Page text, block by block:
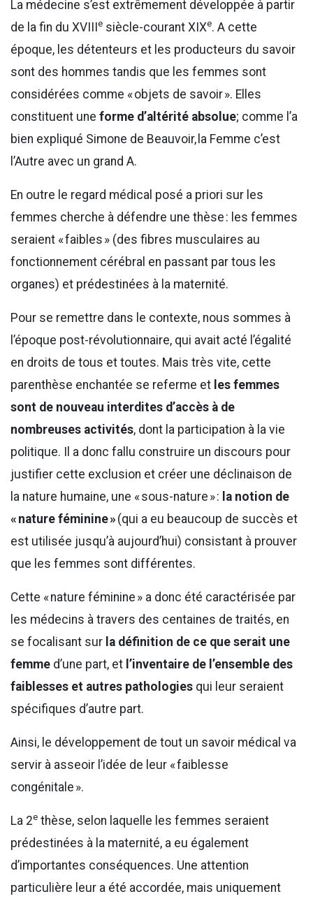
La médecine s’est extrêmement développée à partir
de la fin du XVIII
e siècle-courant XIXe. A cette
époque, les détenteurs et les producteurs du savoir
sont des hommes tandis que les femmes sont
considérées comme « objets de savoir ». Elles
constituent une forme d’altérité absolue; comme l’a
bien expliqué Simone de Beauvoir, la Femme c’est
l’Autre avec un grand A.
En outre le regard médical posé a priori sur les
femmes cherche à défendre une thèse : les femmes
seraient « faibles » (des fibres musculaires au
fonctionnement cérébral en passant par tous les
organes) et prédestinées à la maternité.
Pour se remettre dans le contexte, nous sommes à
l’époque post-révolutionnaire, qui avait acté l’égalité
en droits de tous et toutes. Mais très vite, cette
parenthèse enchantée se referme et les femmes
sont de nouveau interdites d’accès à de
nombreuses activités, dont la participation à la vie
politique. Il a donc fallu construire un discours pour
justifier cette exclusion et créer une déclinaison de
la nature humaine, une « sous-nature » : la notion de
« nature féminine » (qui a eu beaucoup de succès et
est utilisée jusqu’à aujourd’hui) consistant à prouver
que les femmes sont différentes.
Cette « nature féminine » a donc été caractérisée par
les médecins à travers des centaines de traités, en
se focalisant sur la définition de ce que serait une
femme d’une part, et l’inventaire de l’ensemble des
faiblesses et autres pathologies qui leur seraient
spécifiques d’autre part.
Ainsi, le développement de tout un savoir médical va
servir à asseoir l’idée de leur « faiblesse
congénitale ».
La 2e thèse, selon laquelle les femmes seraient
prédestinées à la maternité, a eu également
d’importantes conséquences. Une attention
particulière leur a été accordée, mais uniquement